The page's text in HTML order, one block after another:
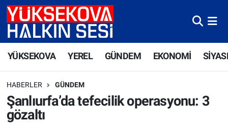
YÜKSEKOVA YEREL GÜNDEM EKONOMİ
HABERLER GÜNDEM
Şanlıurfa’da tefecilik operasyonu: 3
gözaltı
Yüksekova Nöbetçi Eczaneler
Süper Lig Puan Durumu ve Fikstür